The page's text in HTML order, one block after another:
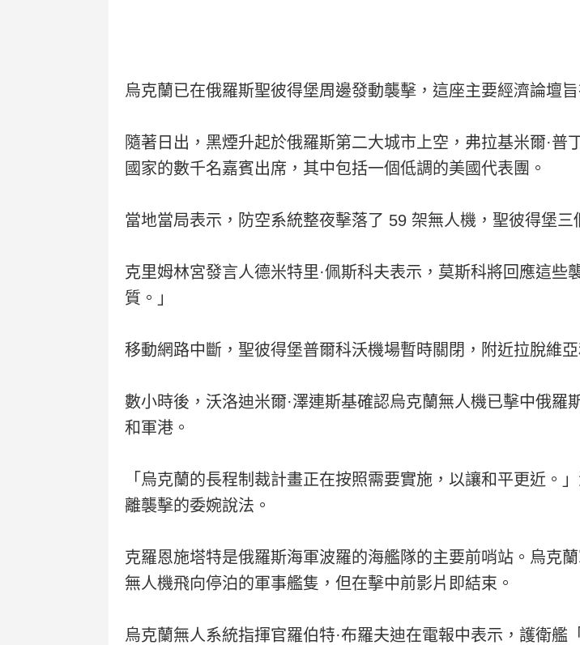
烏克蘭已在俄羅斯聖彼得堡周邊發動襲擊，這座主要經濟論壇
隨著日出，黑煙升起於俄羅斯第二大城市上空，弗拉基米爾·
國家的數千名嘉賓出席，其中包括一個低調的美國代表團。
當地當局表示，防空系統整夜擊落了 59 架無人機，聖彼得堡三
克里姆林宮發言人德米特里·佩斯科夫表示，莫斯科將回應這
質。」
移動網路中斷，聖彼得堡普爾科沃機場暫時關閉，附近拉脫維
數小時後，沃洛迪米爾·澤連斯基確認烏克蘭無人機已擊中俄
和軍港。
「烏克蘭的長程制裁計畫正在按照需要實施，以讓和平更近。
離襲擊的委婉說法。
克羅恩施塔特是俄羅斯海軍波羅的海艦隊的主要前哨站。烏克
無人機飛向停泊的軍事艦隻，但在擊中前影片即結束。
烏克蘭無人系統指揮官羅伯特·布羅夫迪在電報中表示，護衛艦